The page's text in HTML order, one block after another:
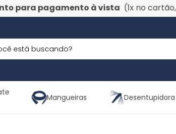
para pagamento à vista (1x no
Mangueiras Desentupidora